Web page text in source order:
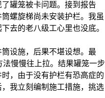
罐笼被卡问题。接到报告
螺旋梯尚未安装护栏。我虽
去的老八级工心里也没底。
设施，后果不堪设想。最
慢慢往上拉。结果罐笼一步
，由于没有护栏有恐高症的
我立刻编制施工措施，挑选